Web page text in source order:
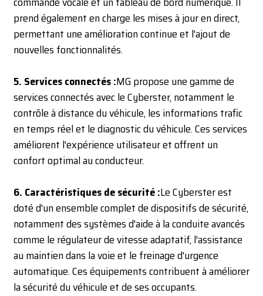
prend également en charge les mises à jour en direct,
permettant une amélioration continue et l'ajout de
nouvelles fonctionnalités.
5. Services connectés :MG propose une gamme de
services connectés avec le Cyberster, notamment le
contrôle à distance du véhicule, les informations trafic
en temps réel et le diagnostic du véhicule. Ces services
améliorent l'expérience utilisateur et offrent un
confort optimal au conducteur.
6. Caractéristiques de sécurité :Le Cyberster est
doté d'un ensemble complet de dispositifs de sécurité,
notamment des systèmes d'aide à la conduite avancés
comme le régulateur de vitesse adaptatif, l'assistance
au maintien dans la voie et le freinage d'urgence
automatique. Ces équipements contribuent à améliorer
la sécurité du véhicule et de ses occupants.